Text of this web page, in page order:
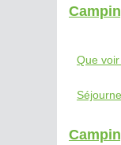
Que voir